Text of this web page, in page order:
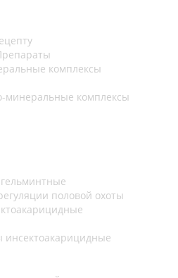
комплексы
минеральные комплексы
половой охоты
инсектоакарицидные